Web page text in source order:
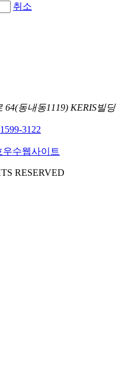
취소
동내동1119) KERIS빌딩
1599-3122
RESERVED